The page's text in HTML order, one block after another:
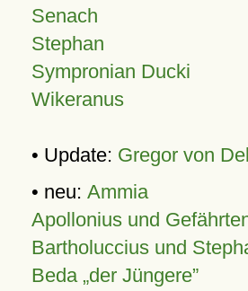
Senach
Stephan
Sympronian Ducki
Wikeranus
• Update: Gregor von
• neu: Ammia
Apollonius und
Bartholuccius und
Beda „der Jüngere”